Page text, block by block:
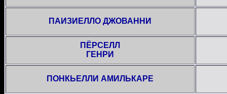
ПАИЗИЕЛЛО ДЖОВАННИ
ПЁРСЕЛЛ
ГЕНРИ
ПОНКЬЕЛЛИ АМИЛЬКАРЕ